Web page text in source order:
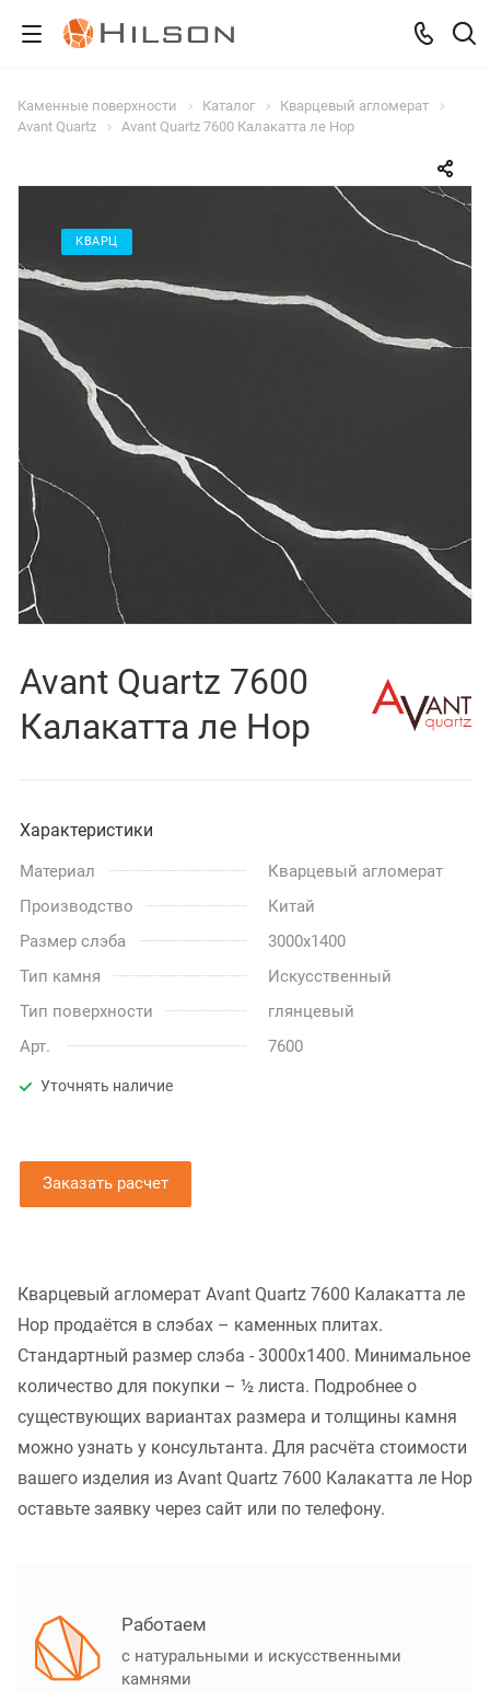
Каменные поверхности Каталог
Кварцевый агломерат
Avant Quartz
Avant Quartz 7600 Калакатта ле Нор
КВАРЦ
Avant Quartz 7600
Калакатта ле Нор
Характеристики
Материал
Кварцевый агломерат
Производство
Китай
Размер слэба
3000x1400
Тип камня
Искусственный
Тип поверхности
глянцевый
Арт.
7600
Уточнять наличие
Заказать расчет
Кварцевый агломерат Avant Quartz 7600 Калакатта ле
Нор продаётся в слэбах – каменных плитах.
Стандартный размер слэба - 3000x1400. Минимальное
количество для покупки – ½ листа. Подробнее о
существующих вариантах размера и толщины камня
можно узнать у консультанта. Для расчёта стоимости
вашего изделия из Avant Quartz 7600 Калакатта ле Нор
оставьте заявку через сайт или по телефону.
Работаем
с натуральными и искусственными
камнями